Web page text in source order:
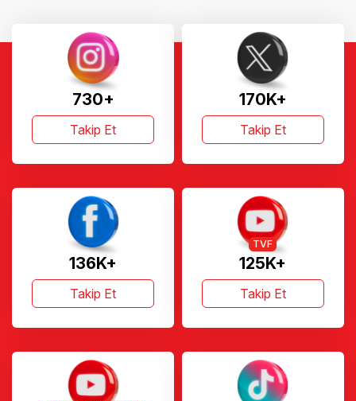
730+
Takip Et
170K+
Takip Et
136K+
Takip Et
125K+
TVF
Takip Et